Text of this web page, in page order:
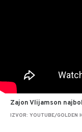
Zajon Vlijamson
IZVOR: YOUTUBE/GOLDEN